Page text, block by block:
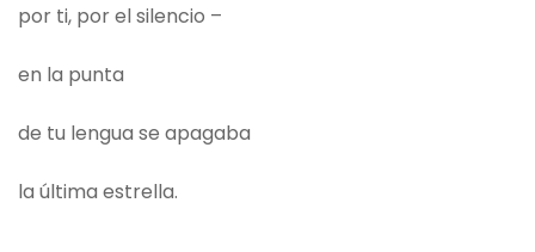
por ti, por el silencio –
en la punta
de tu lengua se apagaba
la última estrella.